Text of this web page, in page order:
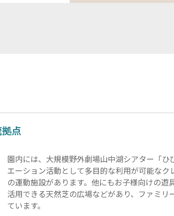
点
園内には、大規模野外劇場山中湖シアター「ひ
エーション活動として多目的な利用が可能なク
の運動施設があります。他にもお子様向けの遊
活用できる天然芝の広場などがあり、ファミリ
ています。